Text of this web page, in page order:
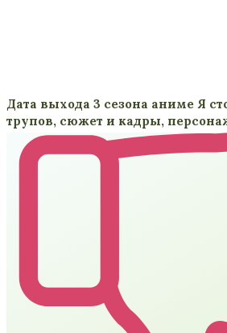
Дата выхода 3 сезона аниме Я
трупов, сюжет и кадры,